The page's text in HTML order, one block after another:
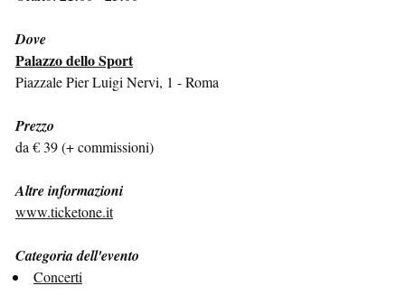
Dove
Palazzo dello Sport
Piazzale Pier Luigi Nervi, 1 - Roma
Prezzo
da € 39 (+ commissioni)
Altre informazioni
www.ticketone.it
Categoria dell'evento
Concerti